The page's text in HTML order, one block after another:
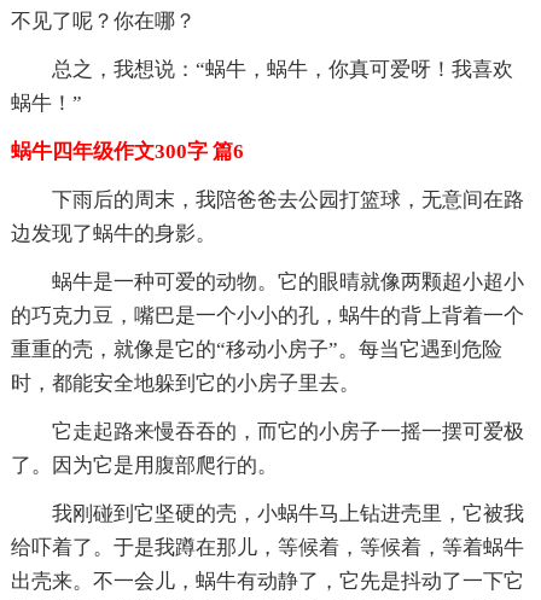
不见了呢？你在哪？
总之，我想说：“蜗牛，蜗牛，你真可爱呀！我喜欢
蜗牛！”
蜗牛四年级作文300字 篇6
下雨后的周末，我陪爸爸去公园打篮球，无意间在路
边发现了蜗牛的身影。
蜗牛是一种可爱的动物。它的眼晴就像两颗超小超小
的巧克力豆，嘴巴是一个小小的孔，蜗牛的背上背着一个
重重的壳，就像是它的“移动小房子”。每当它遇到危险
时，都能安全地躲到它的小房子里去。
它走起路来慢吞吞的，而它的小房子一摇一摆可爱极
了。因为它是用腹部爬行的。
我刚碰到它坚硬的壳，小蜗牛马上钻进壳里，它被我
给吓着了。于是我蹲在那儿，等候着，等候着，等着蜗牛
出壳来。不一会儿，蜗牛有动静了，它先是抖动了一下它